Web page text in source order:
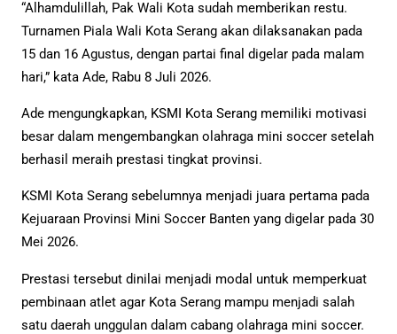
“Alhamdulillah, Pak Wali Kota sudah memberikan restu.
Turnamen Piala Wali Kota Serang akan dilaksanakan pada
15 dan 16 Agustus, dengan partai final digelar pada malam
hari,” kata Ade, Rabu 8 Juli 2026.
Ade mengungkapkan, KSMI Kota Serang memiliki motivasi
besar dalam mengembangkan olahraga mini soccer setelah
berhasil meraih prestasi tingkat provinsi.
KSMI Kota Serang sebelumnya menjadi juara pertama pada
Kejuaraan Provinsi Mini Soccer Banten yang digelar pada 30
Mei 2026.
Prestasi tersebut dinilai menjadi modal untuk memperkuat
pembinaan atlet agar Kota Serang mampu menjadi salah
satu daerah unggulan dalam cabang olahraga mini soccer.